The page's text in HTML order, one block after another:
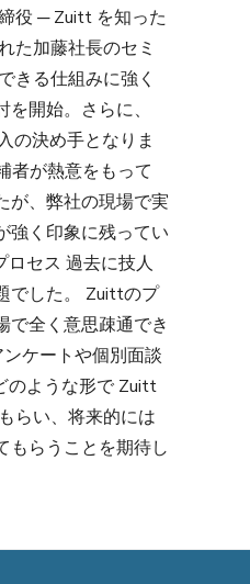
役 ─ Zuitt を知った
た加藤社長のセミ
きる仕組みに強く
開始。さらに、
の決め手となりま
者が熱意をもって
が、弊社の現場で実
強く印象に残ってい
ロセス 過去に技人
でした。 Zuittのプ
で全く意思疎通でき
ケートや個別面談
のような形で Zuitt
らい、将来的には
もらうことを期待し